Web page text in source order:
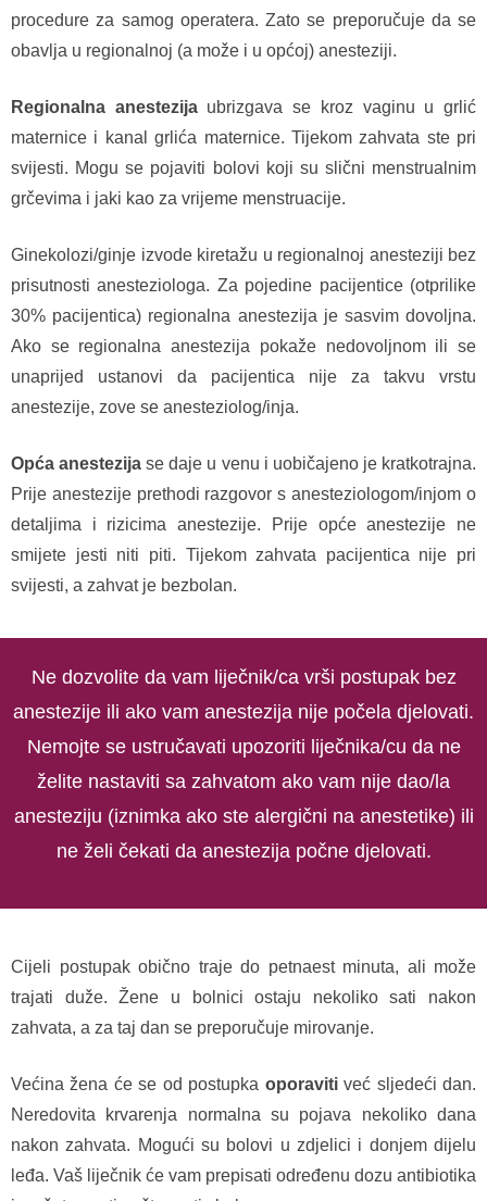
procedure za samog operatera. Zato se preporučuje da se
obavlja u regionalnoj (a može i u općoj) anesteziji.
Regionalna anestezijaubrizgava se kroz vaginu u grlić
maternice i kanal grlića maternice. Tijekom zahvata ste pri
svijesti. Mogu se pojaviti bolovi koji su slični menstrualnim
grčevima i jaki kao za vrijeme menstruacije.
Ginekolozi/ginje izvode kiretažu u regionalnoj anesteziji bez
prisutnosti anesteziologa. Za pojedine pacijentice (otprilike
30% pacijentica) regionalna anestezija je sasvim dovoljna.
Ako se regionalna anestezija pokaže nedovoljnom ili se
unaprijed ustanovi da pacijentica nije za takvu vrstu
anestezije, zove se anesteziolog/inja.
Opća anestezija se daje u venu i uobičajeno je kratkotrajna.
Prije anestezije prethodi razgovor s anesteziologom/injom o
detaljima i rizicima anestezije. Prije opće anestezije ne
smijete jesti niti piti. Tijekom zahvata pacijentica nije pri
svijesti, a zahvat je bezbolan.
Ne dozvolite da vam liječnik/ca vrši postupak bez
anestezije ili ako vam anestezija nije počela djelovati.
Nemojte se ustručavati upozoriti liječnika/cu da ne
želite nastaviti sa zahvatom ako vam nije dao/la
anesteziju (iznimka ako ste alergični na anestetike) ili
ne želi čekati da anestezija počne djelovati.
Cijeli postupak obično traje do petnaest minuta, ali može
trajati duže.Žene u bolnici ostaju nekoliko sati nakon
zahvata, a za taj dan se preporučuje mirovanje.
Većina žena će se od postupka oporavitiveć sljedeći dan.
Neredovita krvarenja normalna su pojava nekoliko dana
nakon zahvata. Mogući su bolovi u zdjelici i donjem dijelu
leđa. Vaš liječnik će vam prepisati određenu dozu antibiotika